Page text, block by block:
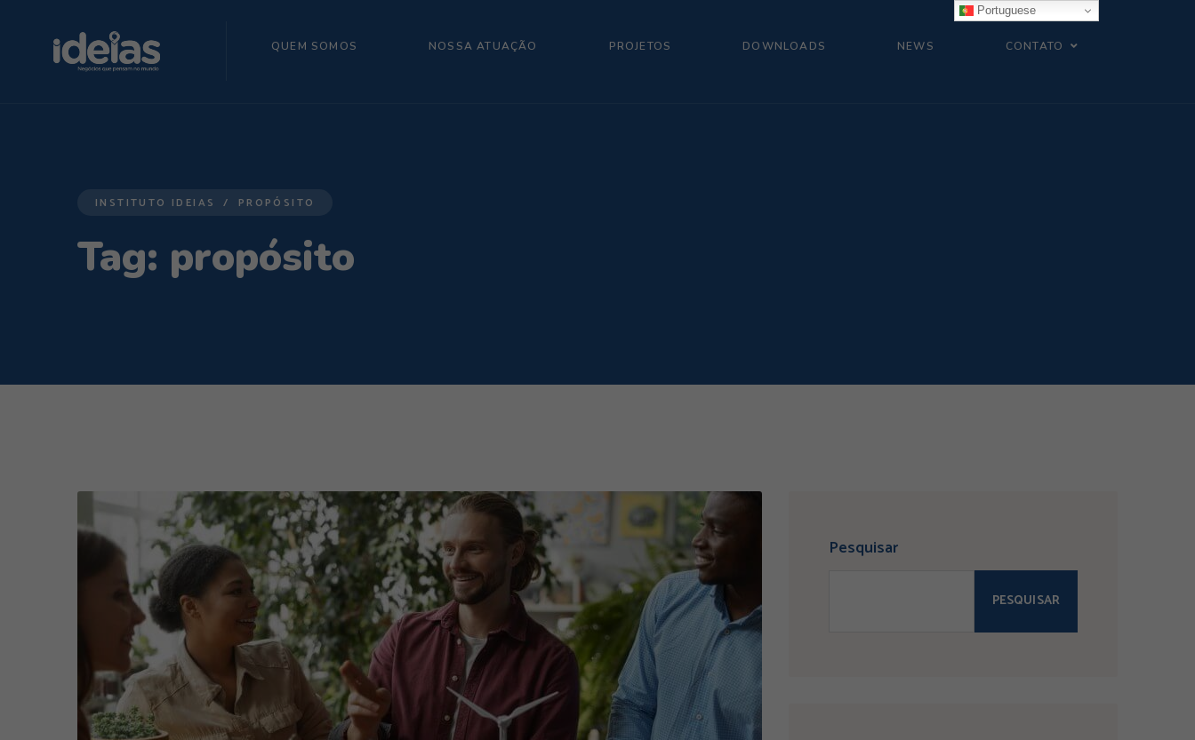
QUEM SOMOS NOSSA ATUAÇÃO PROJETOS DOWNLOADS NEWS CONTATO
INSTITUTO IDEIAS PROPÓSITO
Tag: propósito
Pesquisar
PESQUISAR
Portuguese